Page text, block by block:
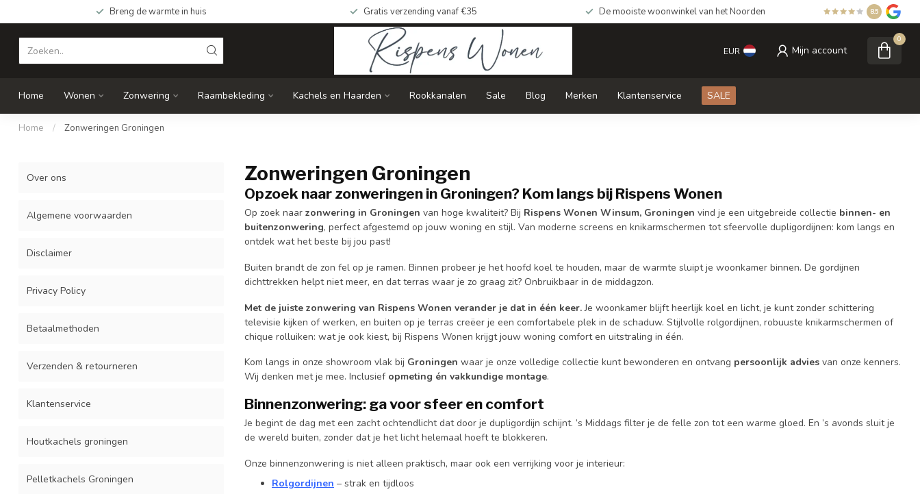
Breng de warmte in huis Gratis verzending vanaf €35 De mooiste woonwinkel van het Noorden 8.5
EUR Mijn account
0
Home Wonen Zonwering Raambekleding Kachels en Haarden Rookkanalen Sale Blog Merken Klantenservice SALE
Home / Zonweringen Groningen
Over ons
Algemene voorwaarden
Disclaimer
Privacy Policy
Betaalmethoden
Verzenden & retourneren
Klantenservice
Houtkachels groningen
Pelletkachels Groningen
Zonweringen Groningen
Opzoek naar zonweringen in Groningen? Kom langs bij Rispens Wonen
Op zoek naar zonwering in Groningen van hoge kwaliteit? Bij Rispens Wonen Winsum, Groningen vind je een uitgebreide collectie binnen- en
buitenzonwering, perfect afgestemd op jouw woning en stijl. Van moderne screens en knikarmschermen tot sfeervolle dupligordijnen: kom langs en
ontdek wat het beste bij jou past!
Buiten brandt de zon fel op je ramen. Binnen probeer je het hoofd koel te houden, maar de warmte sluipt je woonkamer binnen. De gordijnen
dichttrekken helpt niet meer, en dat terras waar je zo graag zit? Onbruikbaar in de middagzon.
Met de juiste zonwering van Rispens Wonen verander je dat in één keer.Je woonkamer blijft heerlijk koel en licht, je kunt zonder schittering
televisie kijken of werken, en buiten op je terras creëer je een comfortabele plek in de schaduw. Stijlvolle rolgordijnen, robuuste knikarmschermen of
chique rolluiken: wat je ook kiest, bij Rispens Wonen krijgt jouw woning comfort en uitstraling in één.
Kom langs in onze showroom vlak bij Groningen waar je onze volledige collectie kunt bewonderen en ontvang persoonlijk advies van onze kenners.
Wij denken met je mee. Inclusief opmeting én vakkundige montage.
Binnenzonwering: ga voor sfeer en comfort
Je begint de dag met een zacht ochtendlicht dat door je dupligordijn schijnt. ’s Middags filter je de felle zon tot een warme gloed. En ’s avonds sluit je
de wereld buiten, zonder dat je het licht helemaal hoeft te blokkeren.
Onze binnenzonwering is niet alleen praktisch, maar ook een verrijking voor je interieur:
Rolgordijnen – strak en tijdloos